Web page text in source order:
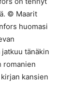
© Maarit
huomasi
tänäkin
romanien
kansien